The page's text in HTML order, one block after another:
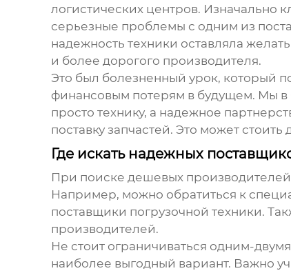
логистических центров. Изначально
серьезные проблемы с одним из
надежность техники оставляла
и более дорогого производителя.
Это был болезненный урок, который
финансовым потерям в будущем. Мы в
просто технику, а надежное
поставку запчастей. Это может
Где искать надежных
При поиске дешевых
Например, можно обратиться к
поставщики погрузочной техники.
производителей.
Не стоит ограничиваться одним-
наиболее выгодный вариант. Важно